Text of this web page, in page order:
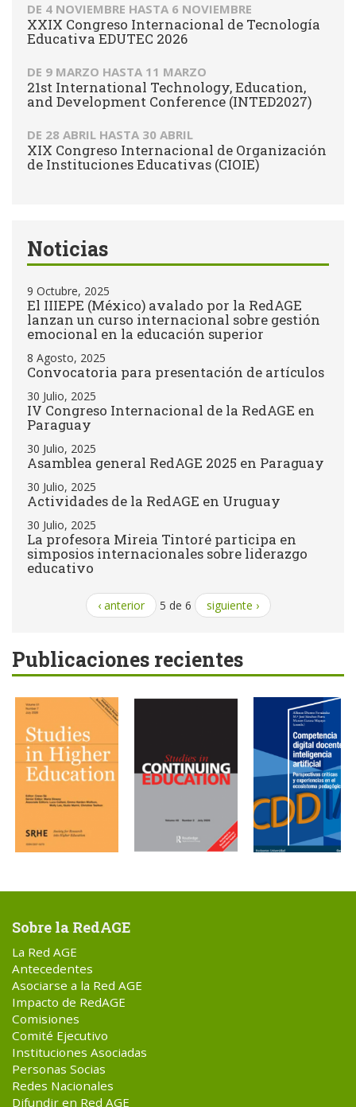
DE 4 NOVIEMBRE HASTA 6 NOVIEMBRE
XXIX Congreso Internacional de Tecnología
Educativa EDUTEC 2026
DE 9 MARZO HASTA 11 MARZO
21st International Technology, Education,
and Development Conference (INTED2027)
DE 28 ABRIL HASTA 30 ABRIL
XIX Congreso Internacional de Organización
de Instituciones Educativas (CIOIE)
Noticias
9 Octubre, 2025
El IIIEPE (México) avalado por la RedAGE
lanzan un curso internacional sobre gestión
emocional en la educación superior
8 Agosto, 2025
Convocatoria para presentación de artículos
30 Julio, 2025
IV Congreso Internacional de la RedAGE en
Paraguay
30 Julio, 2025
Asamblea general RedAGE 2025 en Paraguay
30 Julio, 2025
Actividades de la RedAGE en Uruguay
30 Julio, 2025
La profesora Mireia Tintoré participa en
simposios internacionales sobre liderazgo
educativo
‹ anterior 5 de 6 siguiente ›
Publicaciones recientes
Sobre la RedAGE
La Red AGE
Antecedentes
Asociarse a la Red AGE
Impacto de RedAGE
Comisiones
Comité Ejecutivo
Instituciones Asociadas
Personas Socias
Redes Nacionales
Difundir en Red AGE